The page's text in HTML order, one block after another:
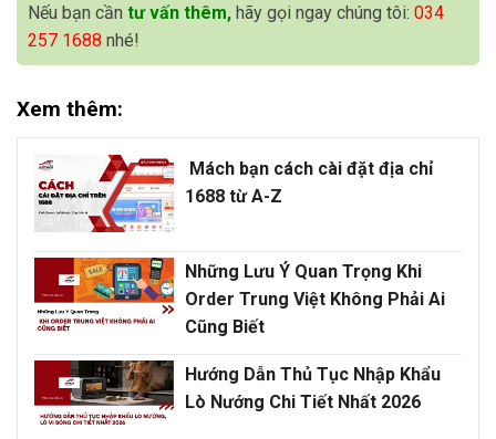
Nếu bạn cần tư vấn thêm, hãy gọi ngay chúng tôi: 034
257 1688 nhé!
Xem thêm:
Mách bạn cách cài đặt địa chỉ
1688 từ A-Z
Những Lưu Ý Quan Trọng Khi
Order Trung Việt Không Phải Ai
Cũng Biết
Hướng Dẫn Thủ Tục Nhập Khẩu
Lò Nướng Chi Tiết Nhất 2026